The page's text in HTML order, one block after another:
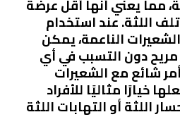
مما يعني أنها أقل عرضة
اللثة. عند استخدام
الناعمة، يمكن
دون التسبب في أي
شائع مع الشعيرات
خيارًا مثاليًا للأفراد
اللثة أو التهابات اللثة